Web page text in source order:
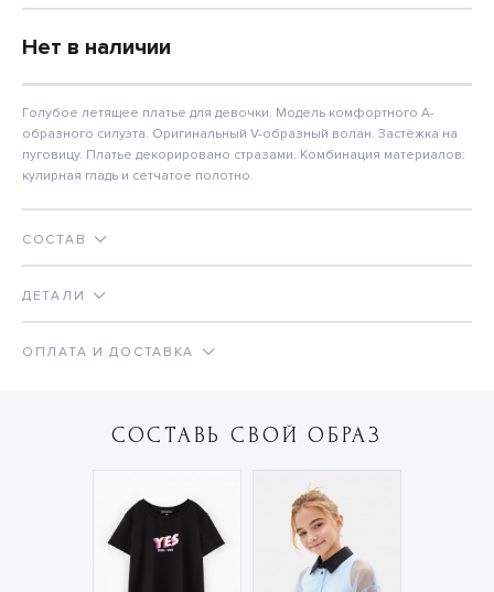
Нет в наличии
Голубое летящее платье для девочки. Модель комфортного А-
образного силуэта. Оригинальный V-образный волан. Застёжка на
пуговицу. Платье декорировано стразами. Комбинация материалов:
кулирная гладь и сетчатое полотно.
СОСТАВ
ДЕТАЛИ
ОПЛАТА И ДОСТАВКА
СОСТАВЬ СВОЙ ОБРАЗ